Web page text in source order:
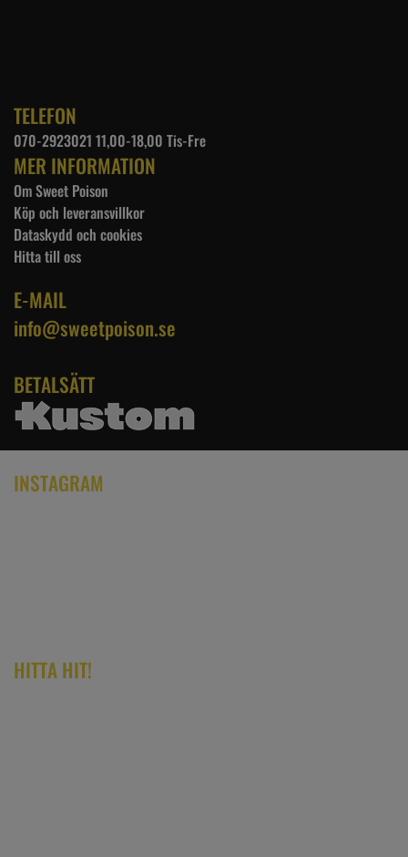
TELEFON
070-2923021 11,00-18,00 Tis-Fre
MER INFORMATION
Om Sweet Poison
Köp och leveransvillkor
Dataskydd och cookies
Hitta till oss
E-MAIL
info@sweetpoison.se
BETALSÄTT
INSTAGRAM
HITTA HIT!